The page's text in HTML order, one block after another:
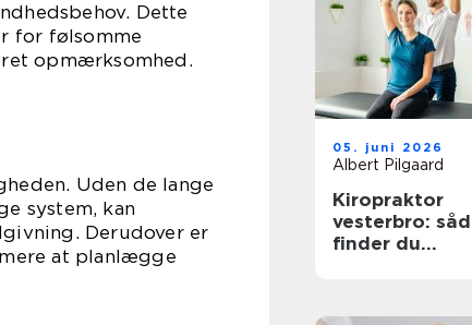
Dette
for følsomme
opmærksomhed.
Uden de lange
system, kan
Derudover er
at planlægge
05. juni 2026
Albert Pilgaard
Kiropraktor
vesterbro:
finder du